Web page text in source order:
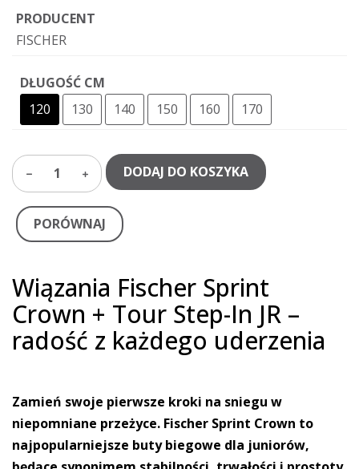
PRODUCENT
FISCHER
DŁUGOŚĆ CM
120
130 140 150 160 170
1 DODAJ DO KOSZYKA
PORÓWNAJ
Wiązania Fischer Sprint
Crown + Tour Step-In JR –
radość z każdego uderzenia
Zamień swoje pierwsze kroki na sniegu w
niepomniane przeżyce. Fischer Sprint Crown to
najpopularniejsze buty biegowe dla juniorów,